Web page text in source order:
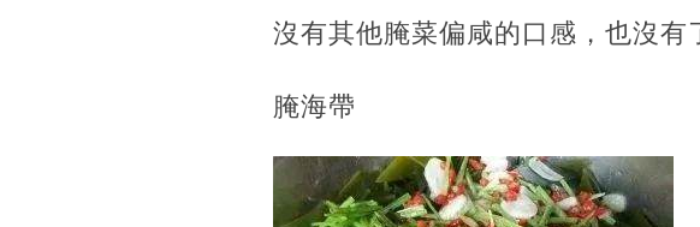
沒有其他腌菜偏咸的口感，也沒有
腌海帶